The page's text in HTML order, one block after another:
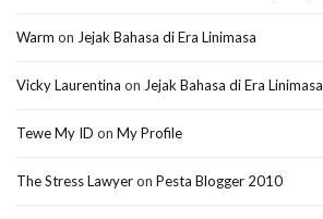
Warm on Jejak Bahasa di Era Linimasa
Vicky Laurentina on Jejak Bahasa di Era Linimasa
Tewe My ID on My Profile
The Stress Lawyeron Pesta Blogger 2010